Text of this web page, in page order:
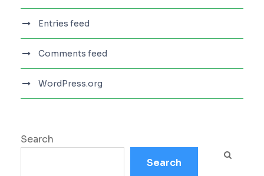
Entries feed
Comments feed
WordPress.org
Search
Search